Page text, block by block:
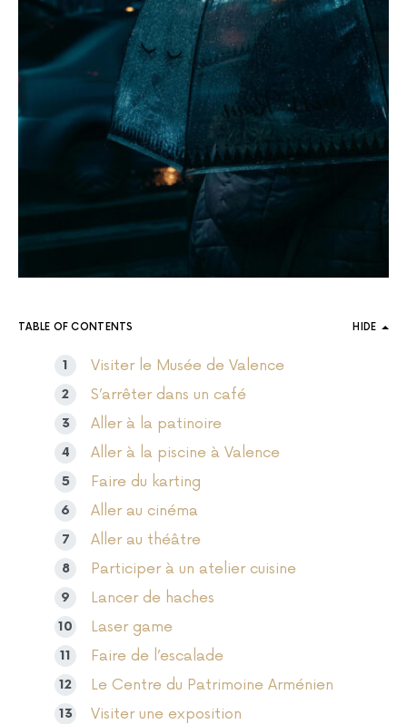
TABLE OF CONTENTS HIDE
Visiter le Musée de Valence
S’arrêter dans un café
Aller à la patinoire
Aller à la piscine à Valence
Faire du karting
Aller au cinéma
Aller au théâtre
Participer à un atelier cuisine
Lancer de haches
Laser game
Faire de l’escalade
Le Centre du Patrimoine Arménien
Visiter une exposition